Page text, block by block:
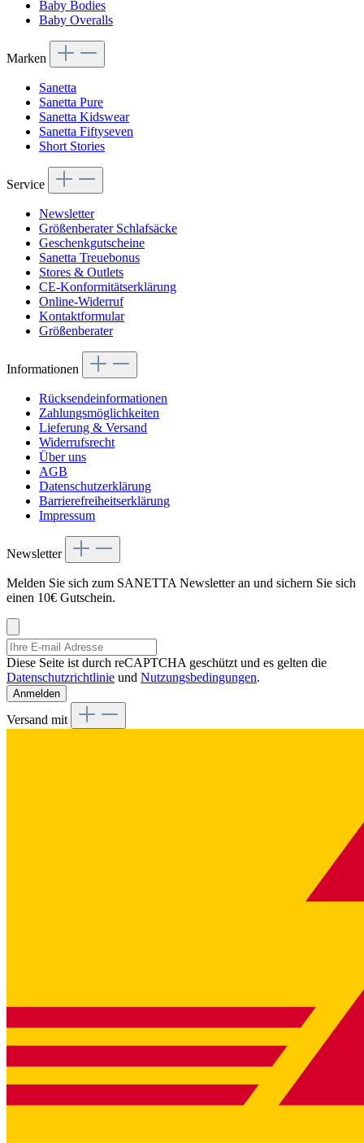
Baby Bodies
Baby Overalls
Marken
Sanetta
Sanetta Pure
Sanetta Kidswear
Sanetta Fiftyseven
Short Stories
Service
Newsletter
Größenberater Schlafsäcke
Geschenkgutscheine
Sanetta Treuebonus
Stores & Outlets
CE-Konformitätserklärung
Online-Widerruf
Kontaktformular
Größenberater
Informationen
Rücksendeinformationen
Zahlungsmöglichkeiten
Lieferung & Versand
Widerrufsrecht
Über uns
AGB
Datenschutzerklärung
Barrierefreiheitserklärung
Impressum
Newsletter
Melden Sie sich zum SANETTA Newsletter an und sichern Sie sich
einen 10€ Gutschein.
Diese Seite ist durch reCAPTCHA geschützt und es gelten die
Datenschutzrichtlinie und Nutzungsbedingungen.
Anmelden
Versand mit